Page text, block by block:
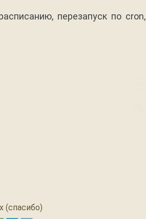
перезапуск по cron,
(спасибо)